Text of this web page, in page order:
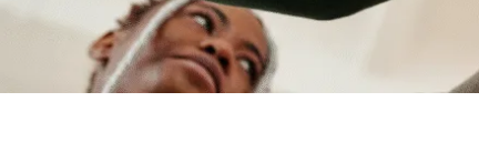
Bankett & Evenemang
Miljömässig Hållbarhet
Ekonomisk Hållbarhet
Exponering på IFU Arena
Parkering